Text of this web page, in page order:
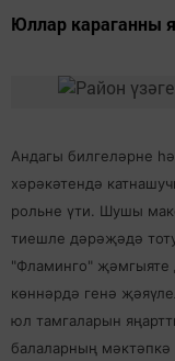
Юллар караганны
Андагы билгеләрне
хәрәкәтендә
рольне үти. Шушы
тиешле дәрәҗәдә
"Фламинго" җәмгыяте
көннәрдә генә
юл тамгаларын
балаларның мәктәпкә